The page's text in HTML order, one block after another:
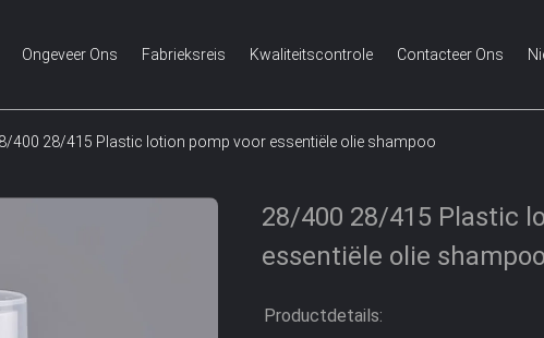
Ongeveer Ons Fabrieksreis Kwaliteitscontrole Contacteer Ons
400 28/415 Plastic lotion pomp voor essentiële olie shampoo
28/400 28/415 Plastic
essentiële olie shampoo
Productdetails: